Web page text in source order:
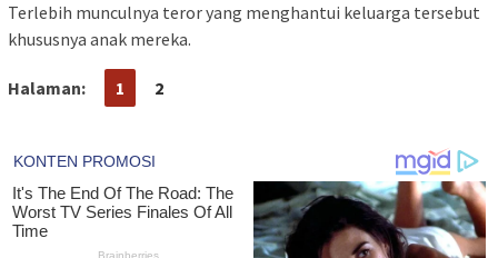
Terlebih munculnya teror yang menghantui keluarga tersebut
khususnya anak mereka.
Halaman: 1 2